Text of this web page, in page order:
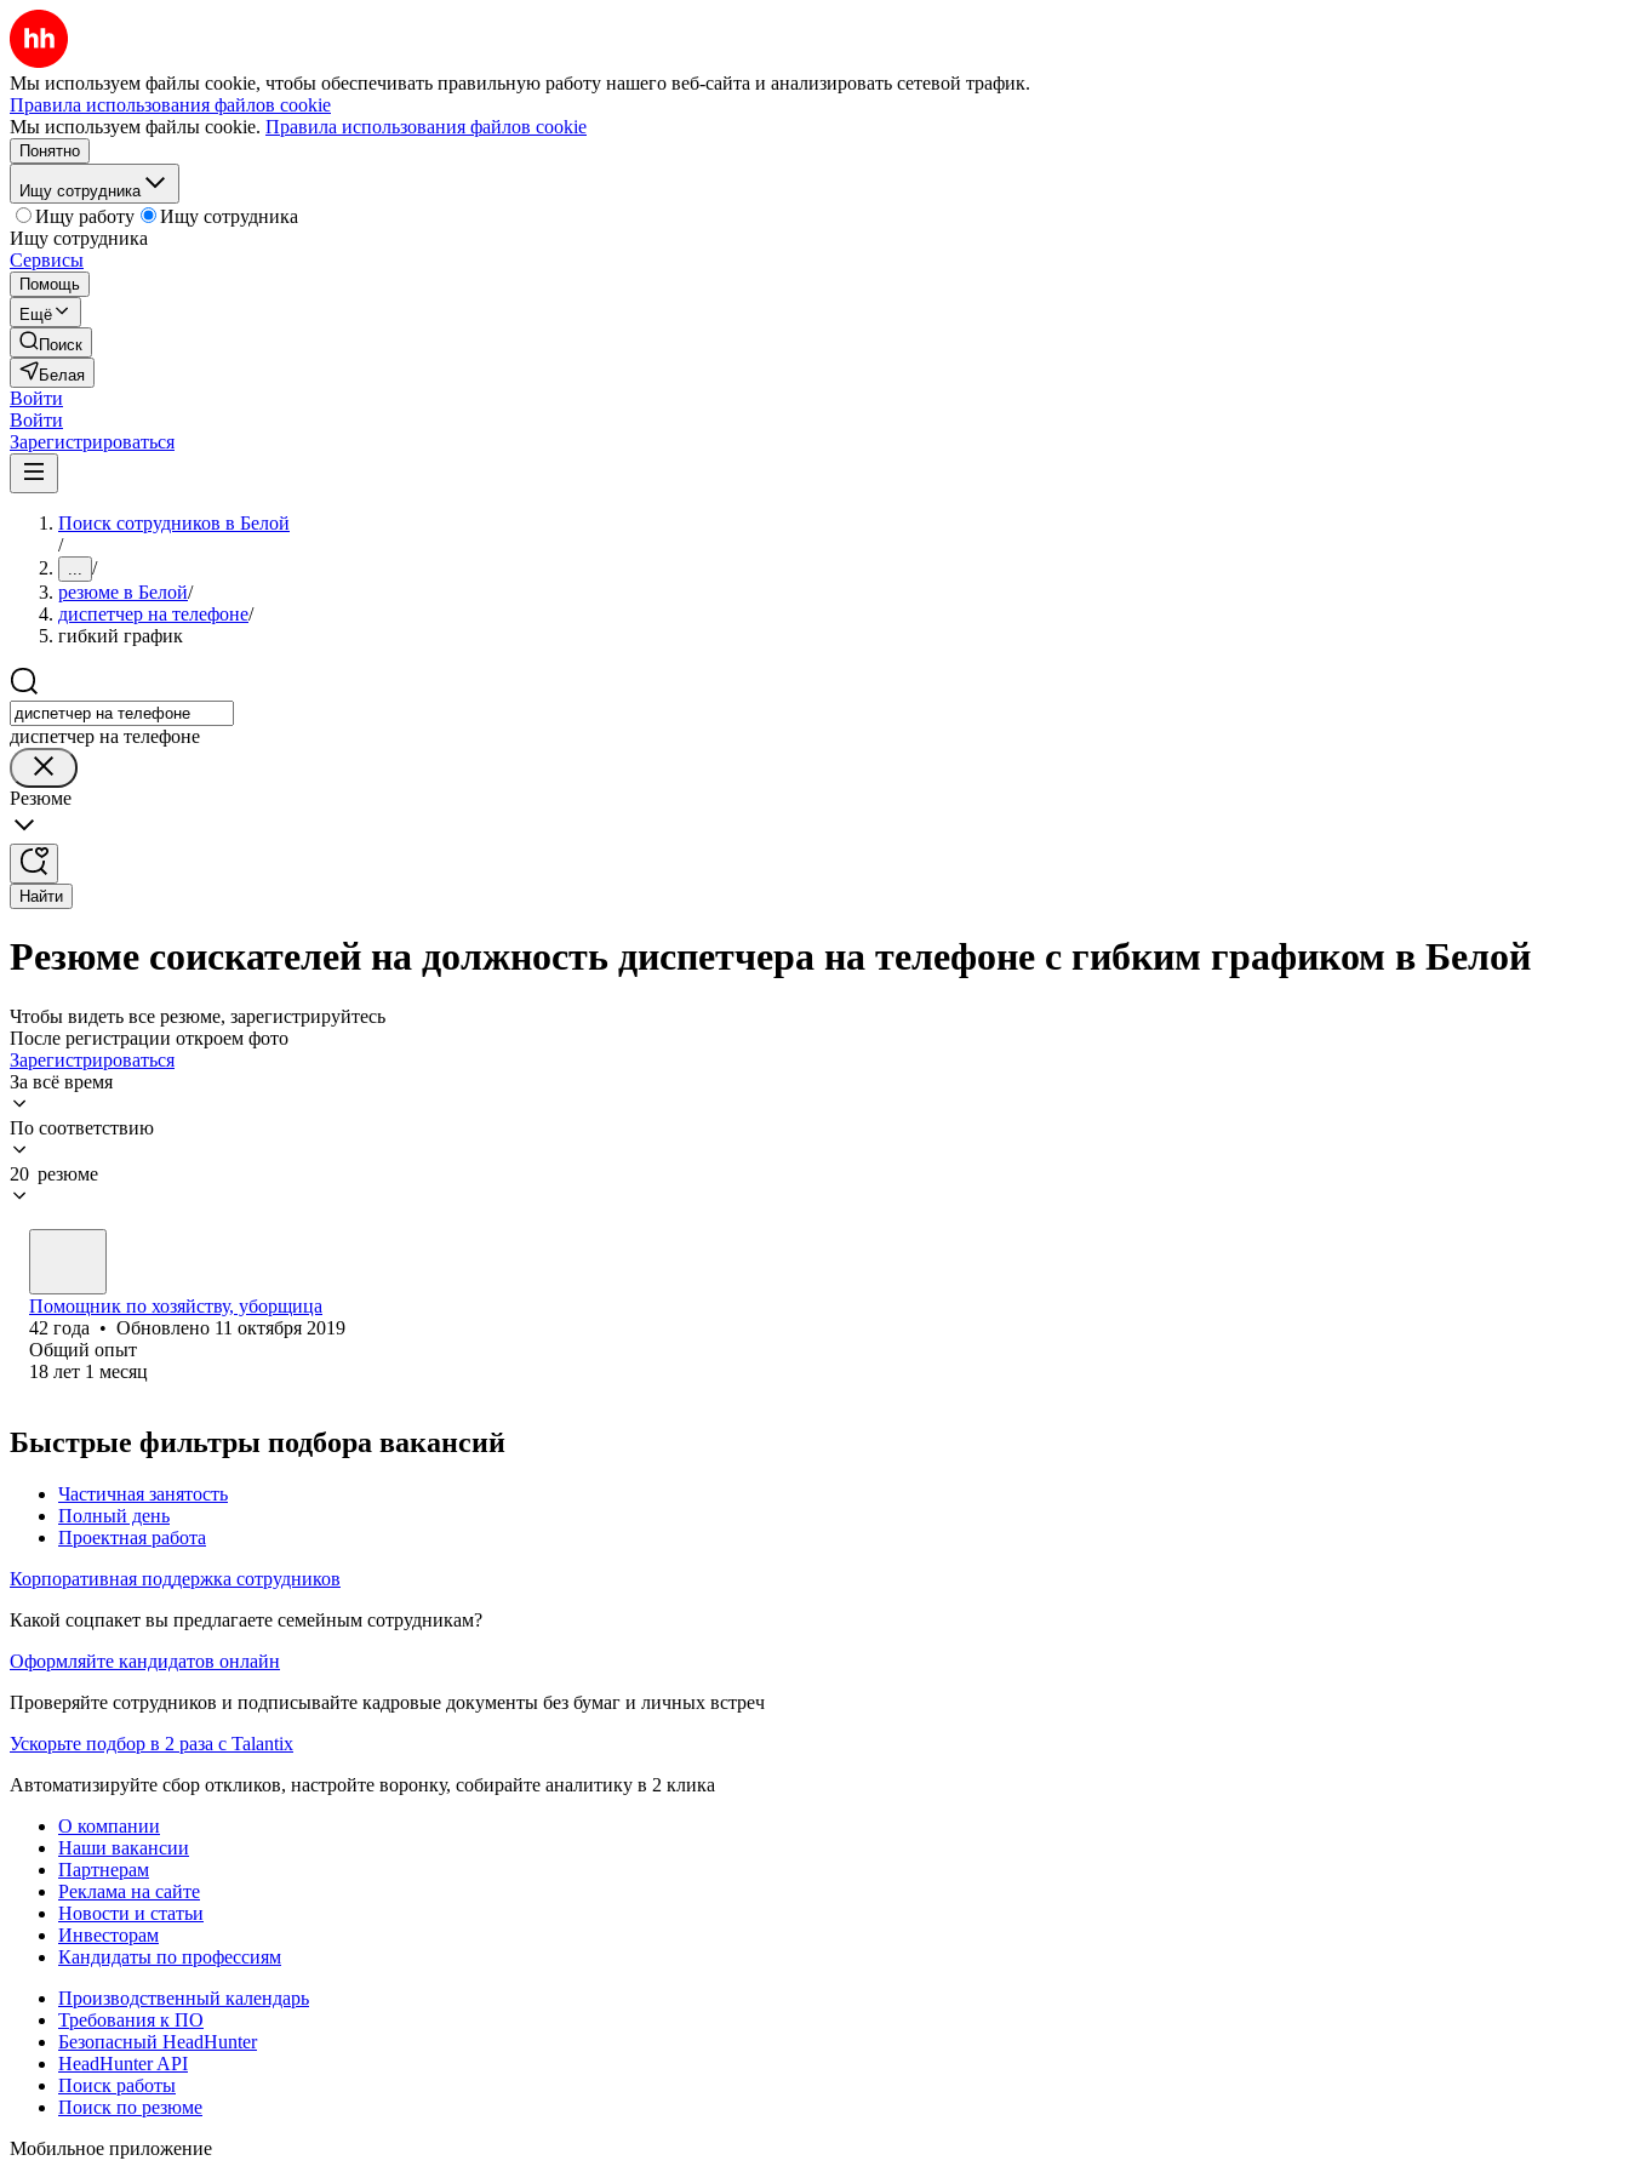
Мы используем файлы cookie, чтобы обеспечивать правильную работу нашего веб-сайта и анализировать сетевой трафик.
Правила использования файлов cookie
Мы используем файлы cookie. Правила использования файлов cookie
Понятно
Ищу сотрудника
Ищу работу
Ищу сотрудника
Ищу сотрудника
Сервисы
Помощь
Ещё
Поиск
Белая
Войти
Войти
Зарегистрироваться
Поиск сотрудников в Белой
/
... /
резюме в Белой/
диспетчер на телефоне/
гибкий график
диспетчер на телефоне
Резюме
Найти
Резюме соискателей на должность диспетчера на телефоне с гибким графиком в Белой
Чтобы видеть все резюме, зарегистрируйтесь
После регистрации откроем фото
Зарегистрироваться
За всё время
По соответствию
20 резюме
Помощник по хозяйству, уборщица
42 года • Обновлено 11 октября 2019
Общий опыт
18 лет 1 месяц
Быстрые фильтры подбора вакансий
Частичная занятость
Полный день
Проектная работа
Корпоративная поддержка сотрудников
Какой соцпакет вы предлагаете семейным сотрудникам?
Оформляйте кандидатов онлайн
Проверяйте сотрудников и подписывайте кадровые документы без бумаг и личных встреч
Ускорьте подбор в 2 раза с Talantix
Автоматизируйте сбор откликов, настройте воронку, собирайте аналитику в 2 клика
О компании
Наши вакансии
Партнерам
Реклама на сайте
Новости и статьи
Инвесторам
Кандидаты по профессиям
Производственный календарь
Требования к ПО
Безопасный HeadHunter
HeadHunter API
Поиск работы
Поиск по резюме
Мобильное приложение